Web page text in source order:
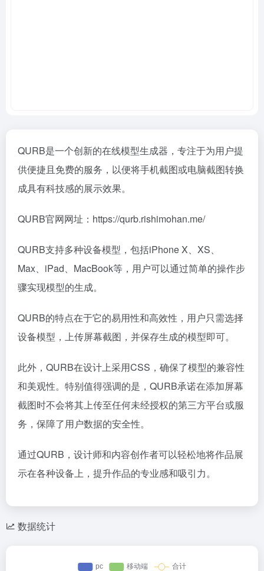
QURB是一个创新的在线模型生成器，专注于为用户提
供便捷且免费的服务，以便将手机截图或电脑截图转换
成具有科技感的展示效果。
QURB官网网址：https://qurb.rishimohan.me/
QURB支持多种设备模型，包括iPhone X、XS、
Max、iPad、MacBook等，用户可以通过简单的操作步
骤实现模型的生成。
QURB的特点在于它的易用性和高效性，用户只需选择
设备模型，上传屏幕截图，并保存生成的模型即可。
此外，QURB在设计上采用CSS，确保了模型的兼容性
和美观性。特别值得强调的是，QURB承诺在添加屏幕
截图时不会将其上传至任何未经授权的第三方平台或服
务，保障了用户数据的安全性。
通过QURB，设计师和内容创作者可以轻松地将作品展
示在各种设备上，提升作品的专业感和吸引力。
数据统计